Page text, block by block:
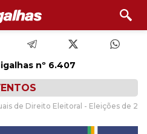
nº 6.407
de Direito Eleitoral - Eleições de